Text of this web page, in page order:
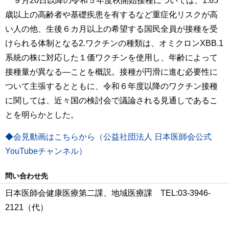
歳以上の高齢者や基礎疾患を有するなど重症化リスクが高
い人の他、生後６カ月以上の希望する国民全員が接種を受
けられる体制となる2.ワクチンの種類は、オミクロンXBB.1
系統の株に対応した１価ワクチンを使用し、年齢によって
接種量が異なる―ことを概説。接種が円滑に進む必要性に
ついて主張するとともに、令和６年度以降のワクチン接種
に関しては、近々国の検討会で議論される見通しであるこ
とを明らかとした。
◆会見動画はこちらから（公益社団法人 日本医師会公式
YouTubeチャンネル）
問い合わせ先
日本医師会健康医療第二課、地域医療課 TEL:03-3946-
2121（代）